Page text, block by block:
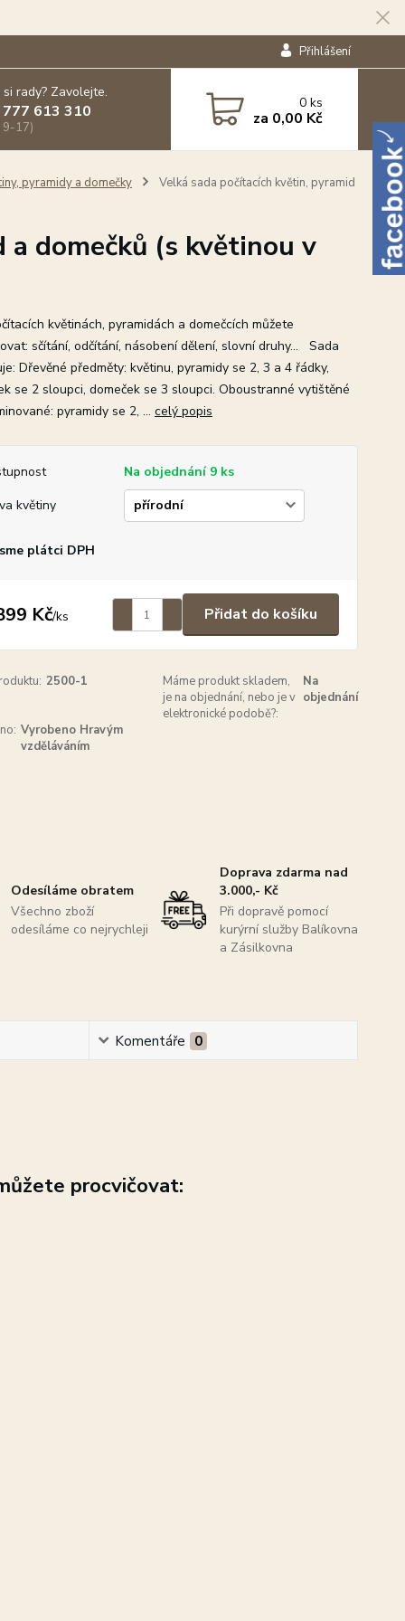
Přihlášení
rady? Zavolejte.
613 310
9-17)
0ks
za 0,00 Kč
pyramidy a domečky
Velká sada počítacích květin, pyramid
domečků (s květinou v
květinách, pyramidách a domečcích můžete
sčítání, odčítání, násobení dělení, slovní druhy... Sada
Dřevěné předměty: květinu, pyramidy se 2, 3 a 4 řádky,
se 2 sloupci, domeček se 3 sloupci. Oboustranné vytištěné
pyramidy se 2, ... celý popis
Na objednání 9 ks
květiny
plátci DPH
Kč/ks Přidat do košíku
2500-1
Máme produkt skladem,
je na objednání, nebo je v
elektronické podobě?:
Na
objednání
Vyrobeno Hravým
vzděláváním
Odesíláme obratem
Všechno zboží
odesíláme co nejrychleji
Doprava zdarma nad
3.000,- Kč
Při dopravě pomocí
kurýrní služby Balíkovna
a Zásilkovna
Komentáře 0
ůžete procvičovat: